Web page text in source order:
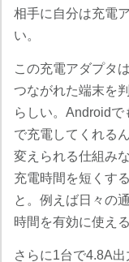
相手に自分は充電
い。
この充電アダプタ
つながれた端末を
らしい。Android
で充電してくれる
変えられる仕組み
充電時間を短くす
と。例えば日々の
時間を有効に使え
さらに1台で4.8A